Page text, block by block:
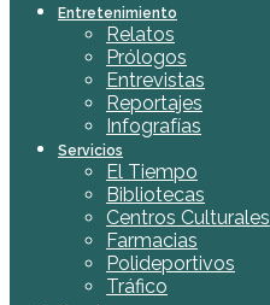
Entretenimiento
Relatos
Prólogos
Entrevistas
Reportajes
Infografías
Servicios
El Tiempo
Bibliotecas
Centros Culturales
Farmacias
Polideportivos
Tráfico